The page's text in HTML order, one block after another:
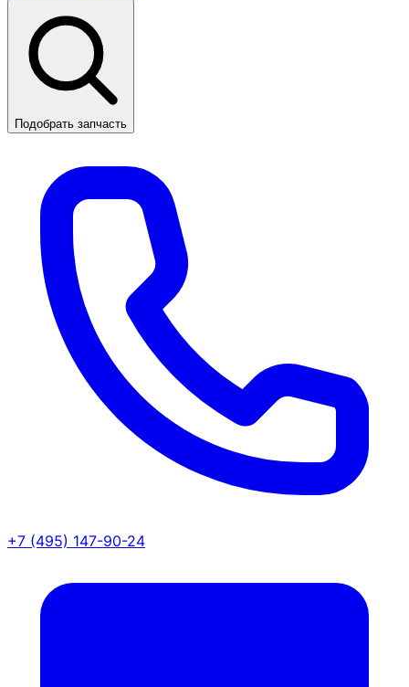
Подобрать запчасть
+7 (495) 147-90-24